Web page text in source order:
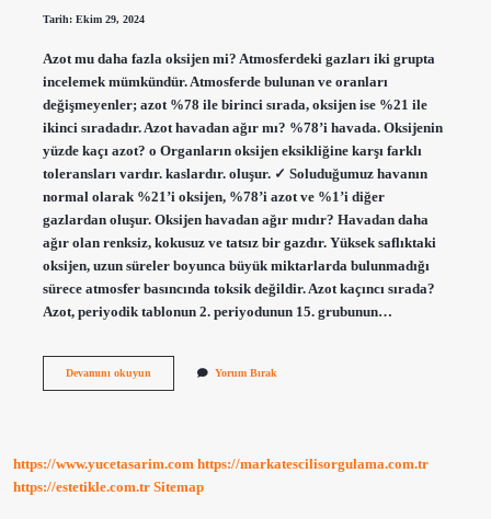
Tarih: Ekim 29, 2024
Azot mu daha fazla oksijen mi? Atmosferdeki gazları iki grupta
incelemek mümkündür. Atmosferde bulunan ve oranları
değişmeyenler; azot %78 ile birinci sırada, oksijen ise %21 ile
ikinci sıradadır. Azot havadan ağır mı? %78’i havada. Oksijenin
yüzde kaçı azot? o Organların oksijen eksikliğine karşı farklı
toleransları vardır. kaslardır. oluşur. ✓ Soluduğumuz havanın
normal olarak %21’i oksijen, %78’i azot ve %1’i diğer
gazlardan oluşur. Oksijen havadan ağır mıdır? Havadan daha
ağır olan renksiz, kokusuz ve tatsız bir gazdır. Yüksek saflıktaki
oksijen, uzun süreler boyunca büyük miktarlarda bulunmadığı
sürece atmosfer basıncında toksik değildir. Azot kaçıncı sırada?
Azot, periyodik tablonun 2. periyodunun 15. grubunun…
Devamını okuyunOksijen
Yorum Bırak
https://www.yucetasarim.com https://markatescilisorgulama.com.tr
https://estetikle.com.tr Sitemap